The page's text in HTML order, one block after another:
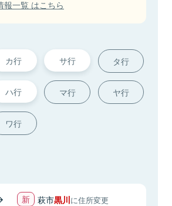
報一覧 はこちら
カ行 サ行 タ行
ハ行 マ行 ヤ行
ワ行
萩市黒川に住所変更